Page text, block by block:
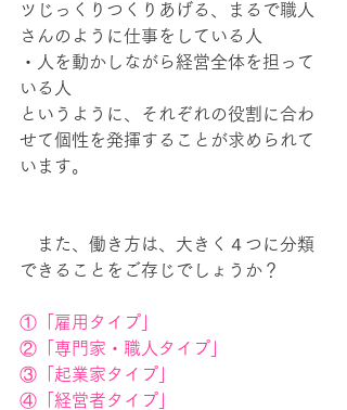
ツじっくりつくりあげる、まるで職人
さんのように仕事をしている人
・人を動かしながら経営全体を担って
いる人
というように、それぞれの役割に合わ
せて個性を発揮することが求められて
います。
また、働き方は、大きく４つに分類
できることをご存じでしょうか？
①「雇用タイプ」
②「専門家・職人タイプ」
③「起業家タイプ」
④「経営者タイプ」